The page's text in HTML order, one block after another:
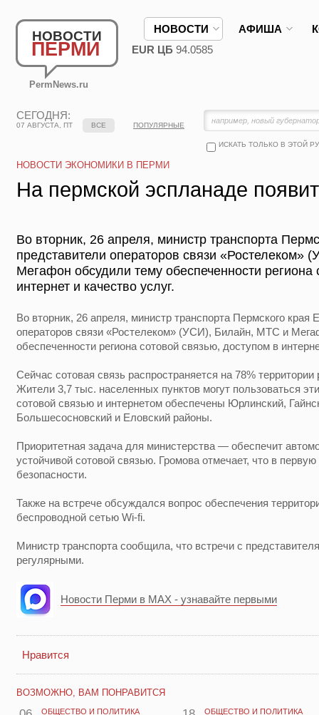
НОВОСТИ
ПЕРМИ
PermNews.ru
НОВОСТИ АФИША
EUR ЦБ 94.0585
СЕГОДНЯ:
07 АВГУСТА, ПТ
ИСКАТЬ ТОЛЬКО В ЭТОЙ
ВСЕ ПОПУЛЯРНЫЕ
НОВОСТИ ЭКОНОМИКИ В ПЕРМИ
На пермской эспланаде
Во вторник, 26 апреля, министр транспорта
представители операторов связи
Мегафон обсудили тему обеспеченности региона
интернет и качество услуг.
Во вторник, 26 апреля, министр транспорта Пермского края
операторов связи «Ростелеком» (УСИ), Билайн, МТС и
обеспеченности региона сотовой связью, доступом в
Сейчас сотовая связь распространяется на 78% территории
Жители 3,7 тыс. населенных пунктов могут пользоваться
сотовой связью и интернетом обеспечены Юрлинский,
Большесосновский и Еловский районы.
Приоритетная задача для министерства — обеспечит
устойчивой сотовой связью. Громова отмечает, что в
безопасности.
Также на встрече обсуждался вопрос обеспечения
беспроводной сетью Wi-fi.
Министр транспорта сообщила, что встречи с
регулярными.
Новости Перми в MAX - узнавайте первыми
Нравится
ВОЗМОЖНО, ВАМ ПОНРАВИТСЯ
ОБЩЕСТВО И ПОЛИТИКА ОБЩЕСТВО И ПОЛИТИКА